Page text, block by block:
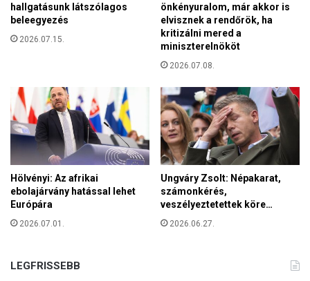
r
k
o
y
hallgatásunk látszólagos
beleegyezés
2026.07.15.
önkényuralom, már akkor is
elvisznek a rendőrök, ha
kritizálni mered a
miniszterelnököt
2026.07.08.
Hölvényi: Az afrikai
ebolajárvány hatással lehet
Európára
2026.07.01.
Ungváry Zsolt: Népakarat,
számonkérés,
veszélyeztetettek köre…
2026.06.27.
LEGFRISSEBB